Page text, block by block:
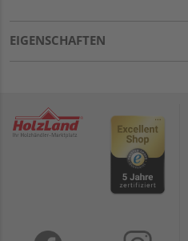
EIGENSCHAFTEN